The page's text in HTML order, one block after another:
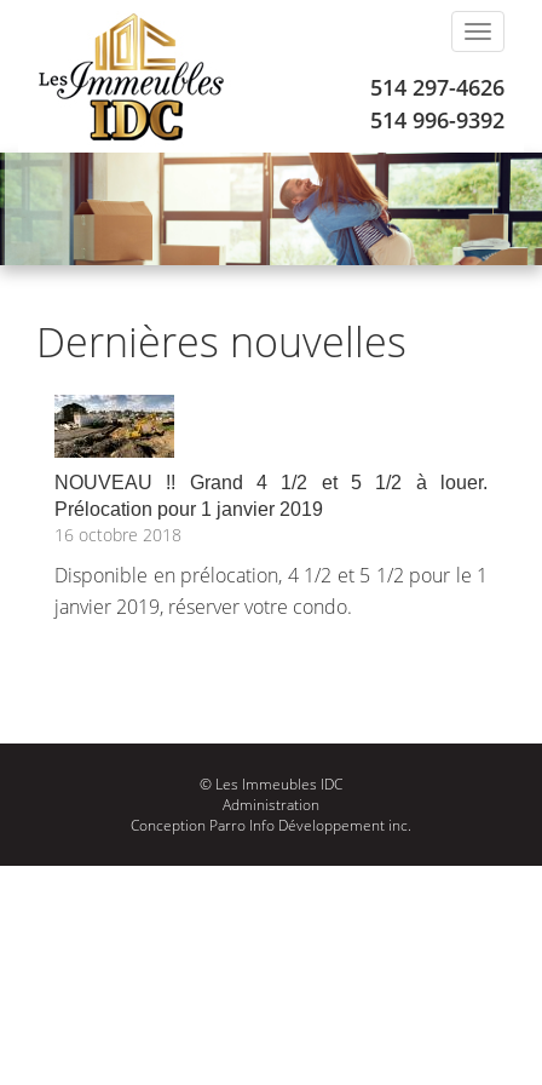
Toggle
514 297-4626
514 996-9392
Dernières nouvelles
NOUVEAU !! Grand 4 1/2 et 5 1/2 à louer.
Prélocation pour 1 janvier 2019
16 octobre 2018
Disponible en prélocation, 4 1/2 et 5 1/2 pour le 1
janvier 2019, réserver votre condo.
© Les Immeubles IDC
Administration
Conception Parro Info Développement inc.